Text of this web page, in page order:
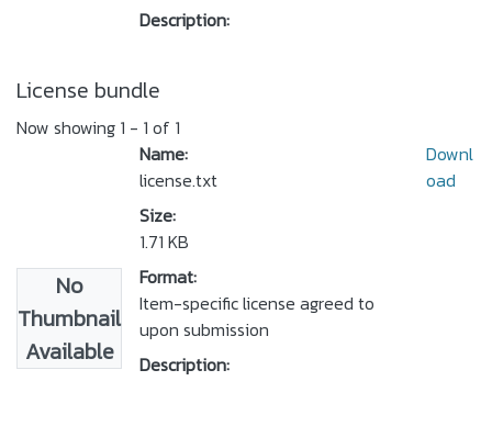
Description:
License bundle
Now showing 1 - 1 of 1
No
Thumbnail
Available
Name:
license.txt
Size:
1.71 KB
Format:
Item-specific license agreed to
upon submission
Description:
Downl
oad